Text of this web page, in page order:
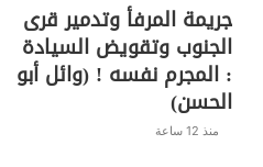
جريمة المرفأ وتدمير قرى
الجنوب وتقويض السيادة
: المجرم نفسه ! (وائل أبو
الحسن)
منذ 12 ساعة